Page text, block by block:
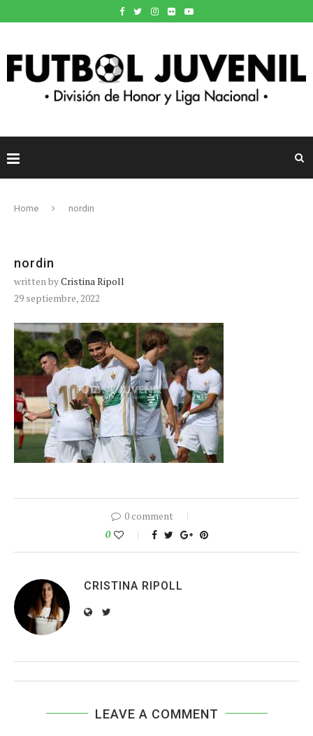
Home nordin
nordin
written byCristina Ripoll
29 septiembre, 2022
0 comment
0
CRISTINA RIPOLL
LEAVE A COMMENT